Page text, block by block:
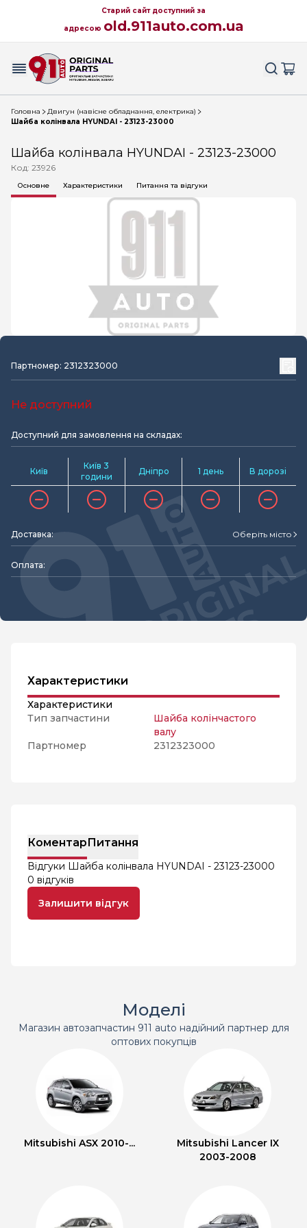
Старий сайт доступний за
адресою old.911auto.com.ua
Головна
Двигун (навісне обладнання, електрика)
Шайба колінвала HYUNDAI - 23123-23000
Шайба колінвала HYUNDAI - 23123-23000
Код: 23926
Основне Характеристики Питання та відгуки
Партномер: 2312323000
Не доступний
Доступний для замовлення на складах:
Київ
Київ 3
години
Дніпро 1 день В дорозі
Доставка: Оберіть місто
Оплата:
Характеристики
Характеристики
Тип запчастини
Шайба колінчастого
валу
Партномер
2312323000
КоментарПитання
Відгуки Шайба колінвала HYUNDAI - 23123-23000
0 відгуків
Залишити відгук
Моделі
Магазин автозапчастин 911 auto надійний партнер для
оптових покупців
Mitsubishi ASX 2010-...
Mitsubishi Lancer IX
2003-2008